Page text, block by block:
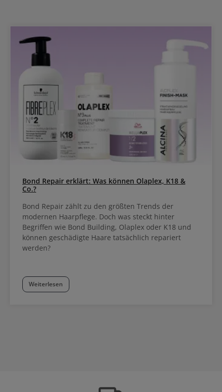
Bond Repair erklärt: Was können Olaplex, K18 &
Co.?
Bond Repair zählt zu den größten Trends der
modernen Haarpflege. Doch was steckt hinter
Begriffen wie Bond Building, Olaplex oder K18 und
können geschädigte Haare tatsächlich repariert
werden?
Weiterlesen